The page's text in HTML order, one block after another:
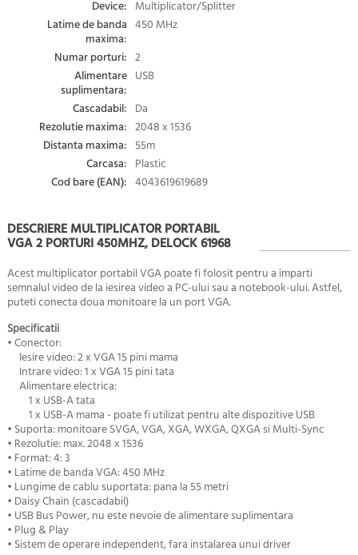
Device: Multiplicator/Splitter
Latime de banda
maxima:
450 MHz
Numar porturi: 2
Alimentare
suplimentara:
USB
Cascadabil: Da
Rezolutie maxima: 2048 x 1536
Distanta maxima: 55m
Carcasa: Plastic
Cod bare (EAN): 4043619619689
DESCRIERE MULTIPLICATOR PORTABIL
VGA 2 PORTURI 450MHZ, DELOCK 61968
Acest multiplicator portabil VGA poate fi folosit pentru a imparti
semnalul video de la iesirea video a PC-ului sau a notebook-ului. Astfel,
puteti conecta doua monitoare la un port VGA.
Specificatii
• Conector:
Iesire video: 2 x VGA 15 pini mama
Intrare video: 1 x VGA 15 pini tata
Alimentare electrica:
1 x USB-A tata
1 x USB-A mama - poate fi utilizat pentru alte dispozitive USB
• Suporta: monitoare SVGA, VGA, XGA, WXGA, QXGA si Multi-Sync
• Rezolutie: max. 2048 x 1536
• Format: 4: 3
• Latime de banda VGA: 450 MHz
• Lungime de cablu suportata: pana la 55 metri
• Daisy Chain (cascadabil)
• USB Bus Power, nu este nevoie de alimentare suplimentara
• Plug & Play
• Sistem de operare independent, fara instalarea unui driver